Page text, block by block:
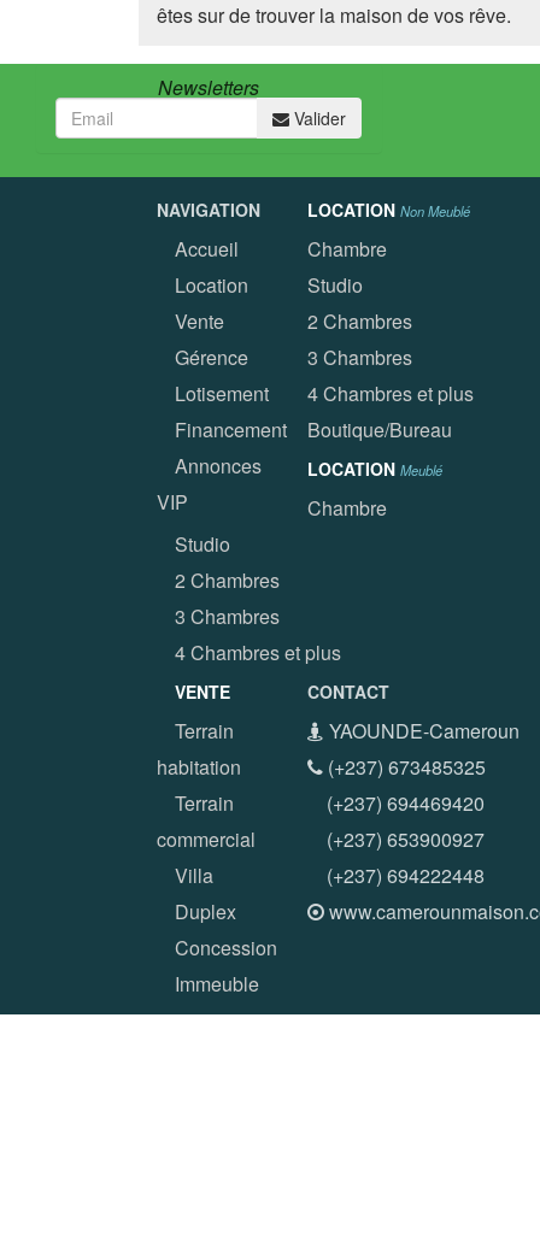
êtes sur de trouver la maison de vos rêve.
Newsletters
Valider
NAVIGATION
Accueil
Location
Vente
Gérence
Lotisement
Financement
Annonces
VIP
LOCATION Non Meublé
Chambre
Studio
2 Chambres
3 Chambres
4 Chambres et plus
Boutique/Bureau
LOCATION Meublé
Chambre
Studio
2 Chambres
3 Chambres
4 Chambres et plus
VENTE
Terrain
habitation
Terrain
commercial
Villa
Duplex
Concession
Immeuble
CONTACT
YAOUNDE-Cameroun
(+237) 673485325
(+237) 694469420
(+237) 653900927
(+237) 694222448